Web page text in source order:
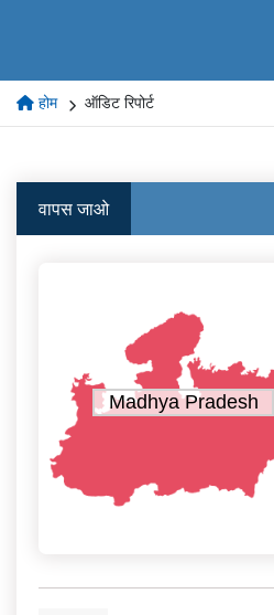
होम ऑडिट रिपोर्ट
वापस जाओ
Madhya Pradesh